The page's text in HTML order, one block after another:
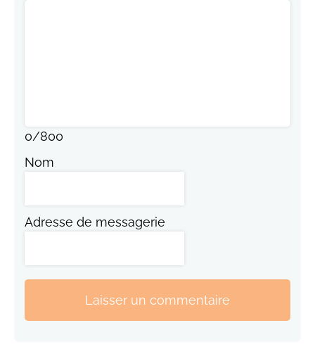
0/800
Nom
Adresse de messagerie
Laisser un commentaire